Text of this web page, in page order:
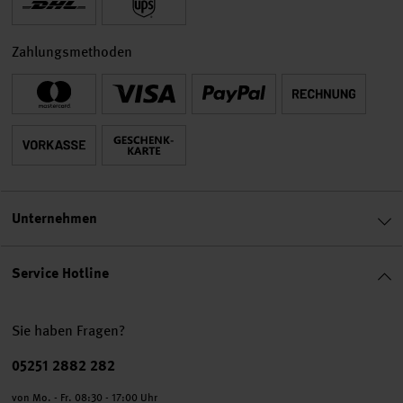
Service Hotline
Sie haben Fragen?
Telefonnummer
05251 2882 282
von Mo. - Fr. 08:30 - 17:00 Uhr
Zahlungsmethoden
Unternehmen